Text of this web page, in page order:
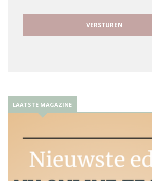
LAATSTE MAGAZINE